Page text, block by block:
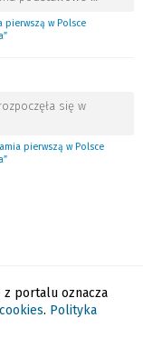
pierwszą w Polsce
się w
pierwszą w Polsce
portalu oznacza
. Polityka